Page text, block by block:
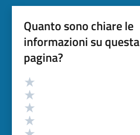
Quanto sono chiare le
informazioni su questa
pagina?
Valutazione